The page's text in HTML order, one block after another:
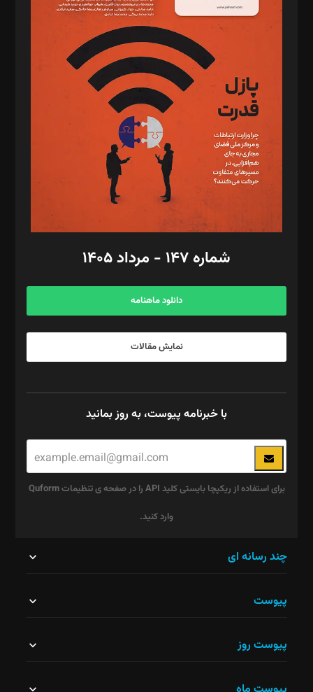
د‌بیر حقوق فناوری: حسام‌الدین ایپکچی
د‌بیر پیوست جهان: مینا پاکدل
د‌بیر تحریریه آنلاین: بابک نقاش
تحریریه‌: مجتبی محمود‌ی، آرش برهمند، یسنا امان‌پور، سروش کرمیان،
مصطفی مسجدی آرانی، ابوالفضل رجبی، زهرا فکرانه، فائزه فتحی
رستمی،مصطفی باستان
ویرایش: نگار استاد‌‌آقا
طراح یونیفرم: مجید توکلی
فیلمبرداری و عکاسی: امیر شفیعی، مانی لطفی زاده
گرافیک و صفحه‌آرایی: سید‌سبحان‌علی ثابت
مد‌یر توسعه تجاری: کامبیز برید‌
امور مالی: شاپور رهبری، محمد‌ کاظمی‌نیا
آگهی و مشترکین: ۰۹۱۹۹۹۹۰۴۵۴
شماره ۱۴۷ - مرداد ۱۴۰۵
دانلود ماهنامه
نمایش مقالات
با خبرنامه پیوست، به روز بمانید
برای استفاده از ریکپچا بایستی کلید API را در صفحه ی تنظیمات Quform
وارد کنید.
نباید
شود.
چند رسانه ای
پیوست
پیوست روز